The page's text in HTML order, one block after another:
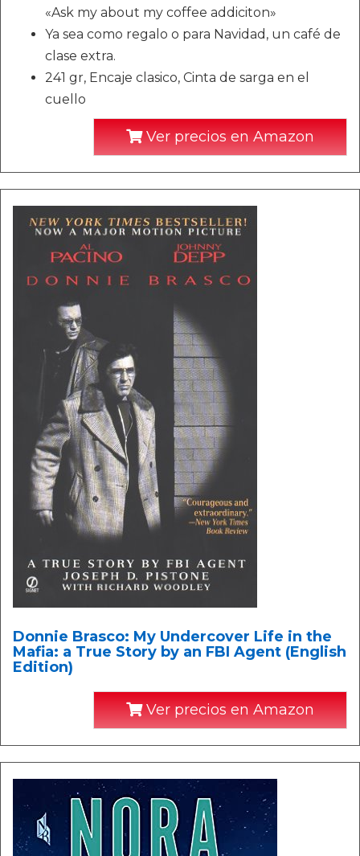
«Ask my about my coffee addiciton»
Ya sea como regalo o para Navidad, un café de
clase extra.
241 gr, Encaje clasico, Cinta de sarga en el
cuello
Ver precios en Amazon
Donnie Brasco: My Undercover Life in the
Mafia: a True Story by an FBI Agent (English
Edition)
Ver precios en Amazon